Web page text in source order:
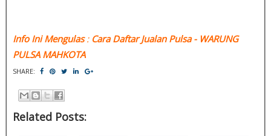
Info Ini Mengulas: Cara Daftar Jualan Pulsa- WARUNG
PULSA MAHKOTA
SHARE:
Related Posts: